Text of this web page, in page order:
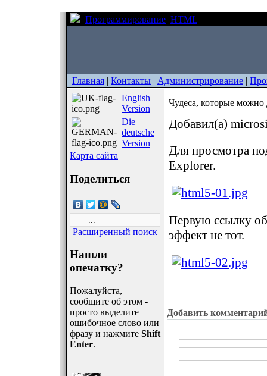
Программирование HTML
| Главная | Контакты | Администрирование |
English
Version
Die
deutsche
Version
Карта сайта
Поделиться
Расширенный поиск
Нашли
опечатку?
Пожалуйста,
сообщите об этом -
просто выделите
ошибочное слово или
фразу и нажмите Shift
Enter.
Чудеса, которые можно
Добавил(а)
Для просмотра
Explorer.
Первую ссылку
эффект не тот.
Добавить